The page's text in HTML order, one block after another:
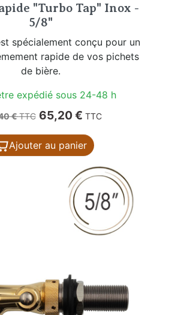
"Turbo Tap" Inox -
5/8"
spécialement conçu pour un
rapide de vos pichets
de bière.
expédié sous 24-48 h
base
€TTC Prix
65,20 € TTC
Ajouter au panier